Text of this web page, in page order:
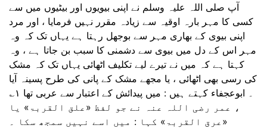
آپ صلی اللہ علیہ وسلم نے اپنی بیویوں اور بیٹیوں میں سے
کسی کا مہر بارہ اوقیہ سے زیادہ مقرر نہیں فرمایا ، اور مرد
اپنی بیوی کے بھاری مہر سے بوجھل رہتا ہے یہاں تک کہ وہ
مہر اس کے دل میں بیوی سے دشمنی کا سبب بن جاتا ہے ، وہ
کہتا ہے کہ میں نے تیرے لیے تکلیف اٹھائی یہاں تک کہ مشک
کی رسی بھی اٹھائی ، یا مجھے مشک کے پانی کی طرح پسینہ آیا
۔ ابوعجفاء کہتے ہیں : میں پیدائش کے اعتبار سے عربی تھا ۱؎
، عمر رضی اللہ عنہ نے جو لفظ «علق القربۃ» یا
«عرق القربۃ» کہا : میں اسے نہیں سمجھ سکا ۔